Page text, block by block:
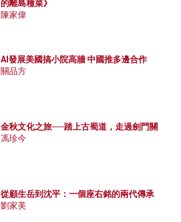
的離島種菜》
陳家偉
AI發展美國搞小院高牆 中國推多邊合作
關品方
金秋文化之旅──踏上古蜀道，走過劍門關
馮珍今
從顧生岳到沈平：一個座右銘的兩代傳承
劉家美